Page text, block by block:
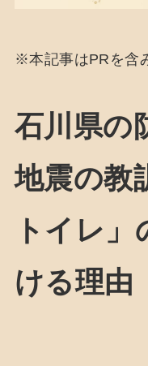
※本記事はPRを含
石川県の
地震の教
トイレ
ける理由